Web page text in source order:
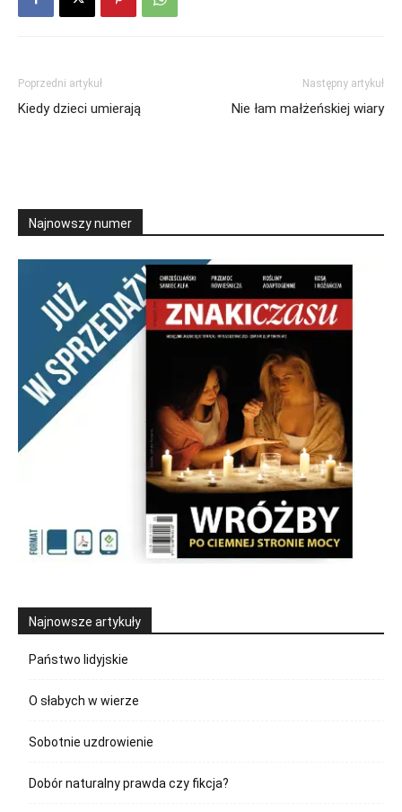
Poprzedni artykuł
Kiedy dzieci umierają
Następny artykuł
Nie łam małżeńskiej wiary
Najnowszy numer
Najnowsze artykuły
Państwo lidyjskie
O słabych w wierze
Sobotnie uzdrowienie
Dobór naturalny prawda czy fikcja?